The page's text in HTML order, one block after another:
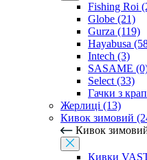
Fishing Roi
Globe (21)
Gurza (119)
Hayabusa
Intech (3)
SASAME
Select (33)
Гачки з
Жерлиці (13)
Кивок зимовий
Кивок
Кивки